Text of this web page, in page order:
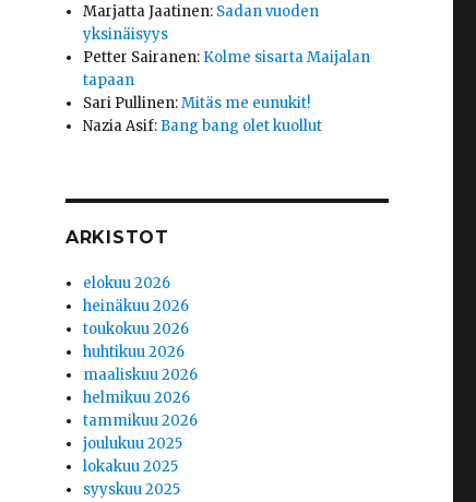
Marjatta Jaatinen: Sadan vuoden
yksinäisyys
Petter Sairanen: Kolme sisarta Maijalan
tapaan
Sari Pullinen:Mitäs me eunukit!
Nazia Asif: Bang bang olet kuollut
ARKISTOT
elokuu 2026
heinäkuu 2026
toukokuu 2026
huhtikuu 2026
maaliskuu 2026
helmikuu 2026
tammikuu 2026
joulukuu 2025
lokakuu 2025
syyskuu 2025